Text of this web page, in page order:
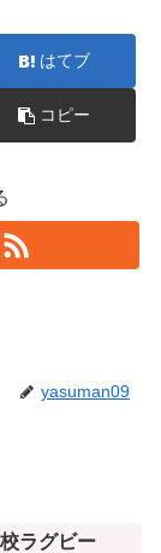
はてブ
コピー
yasuman09
ラグビー